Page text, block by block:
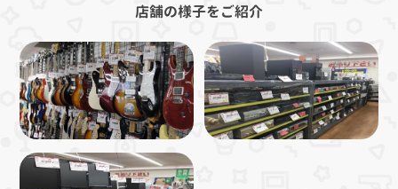
店舗の様子をご紹介